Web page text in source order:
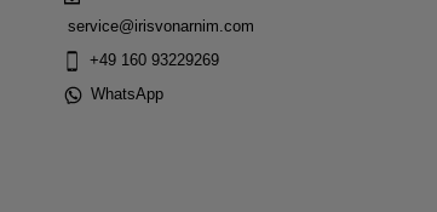
service@irisvonarnim.com
+49 160 93229269
WhatsApp